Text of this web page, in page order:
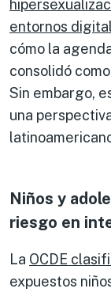
entornos
cómo la
consolidó
Sin embargo,
una
Niños y
riesgo en
La OCDE
expuestos